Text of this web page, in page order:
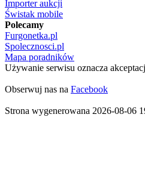
Importer aukcji
Świstak mobile
Polecamy
Furgonetka.pl
Spolecznosci.pl
Mapa poradników
Używanie serwisu oznacza
Obserwuj nas na Facebook
Strona wygenerowana 2026-08-06